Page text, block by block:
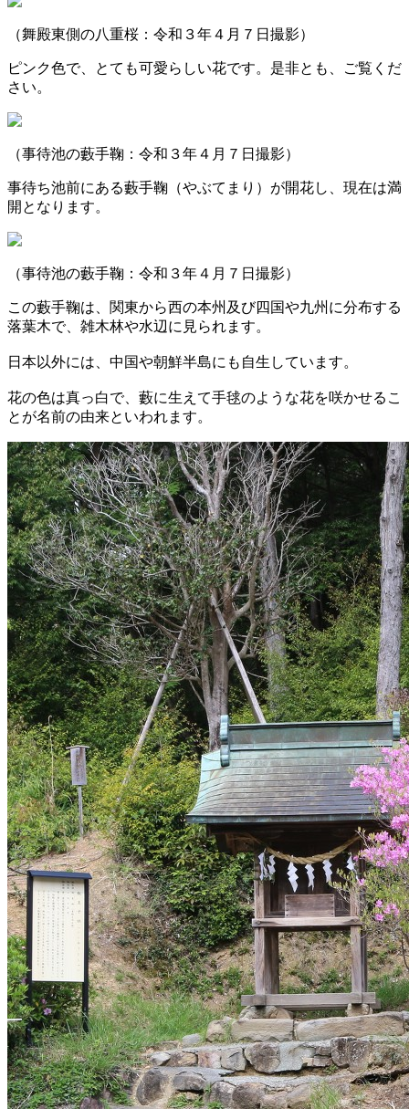
（舞殿東側の八重桜：令和３年４月７日撮影）
ピンク色で、とても可愛らしい花です。是非とも、ご覧くだ
さい。
（事待池の藪手鞠：令和３年４月７日撮影）
事待ち池前にある藪手鞠（やぶてまり）が開花し、現在は満
開となります。
（事待池の藪手鞠：令和３年４月７日撮影）
この藪手鞠は、関東から西の本州及び四国や九州に分布する
落葉木で、雑木林や水辺に見られます。
日本以外には、中国や朝鮮半島にも自生しています。
花の色は真っ白で、藪に生えて手毬のような花を咲かせるこ
とが名前の由来といわれます。